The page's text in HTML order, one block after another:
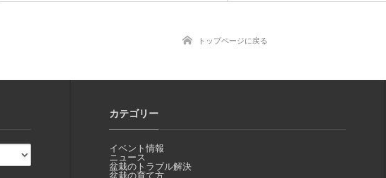
トップページに戻る
カテゴリー
イベント情報
ニュース
盆栽のトラブル解決
盆栽の育て方